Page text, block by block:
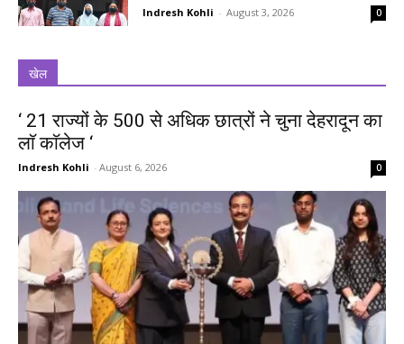
Indresh Kohli - August 3, 2026 0
खेल
‘ 21 राज्यों के 500 से अधिक छात्रों ने चुना देहरादून का
लाॅ काॅलेज ‘
Indresh Kohli - August 6, 2026 0